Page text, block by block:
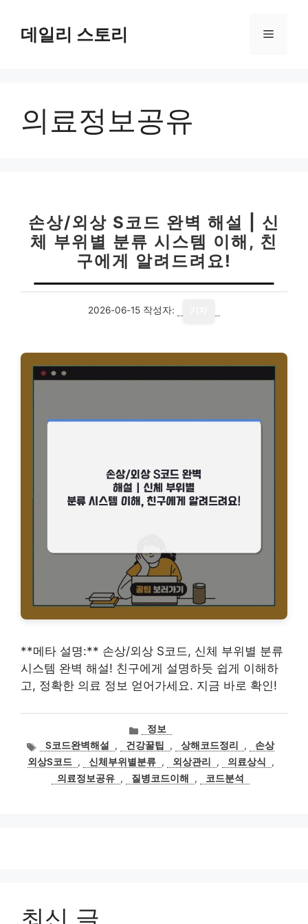
데일리 스토리 메
의료정보공유
손상/외상 S코드 완벽 해설 | 신
체 부위별 분류 시스템 이해, 친
구에게 알려드려요!
2026-06-15 작성자:
**메타 설명:** 손상/외상 S코드, 신체 부위별 분류
시스템 완벽 해설! 친구에게 설명하듯 쉽게 이해하
고, 정확한 의료 정보 얻어가세요. 지금 바로 확인!
카
테
고
리
정보
태
그
S코드완벽해설 , 건강꿀팁 , 상해코드정리 ,
손상
외상S코드 , 신체부위별분류 , 외상관리 , 의료상식
,
의료정보공유 , 질병코드이해 , 코드분석
최신 글